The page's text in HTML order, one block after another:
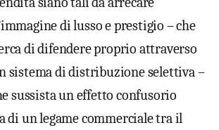
di lusso e prestigio – che
di difendere proprio attraverso
sistema di distribuzione selettiva –
sussista un effetto confusorio
di un legame commerciale tra il